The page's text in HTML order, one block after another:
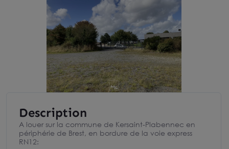
Description
A louer sur la commune de Kersaint-Plabennec en
périphérie de Brest, en bordure de la voie express
RN12: